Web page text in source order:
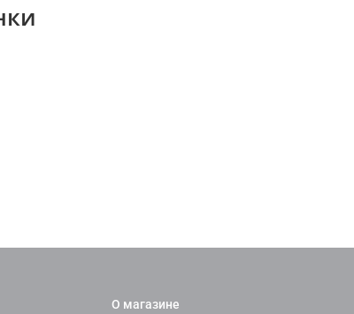
О магазине